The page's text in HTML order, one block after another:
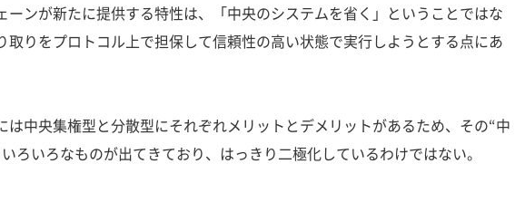
ーンが新たに提供する特性は、「中央のシステムを省く」ということではな
取りをプロトコル上で担保して信頼性の高い状態で実行しようとする点にあ
は中央集権型と分散型にそれぞれメリットとデメリットがあるため、その“中
ろいろなものが出てきており、はっきり二極化しているわけではない。